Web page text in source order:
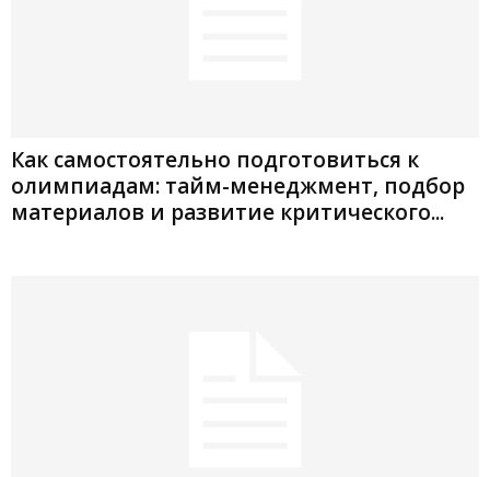
Как самостоятельно подготовиться к
олимпиадам: тайм-менеджмент, подбор
материалов и развитие критического...